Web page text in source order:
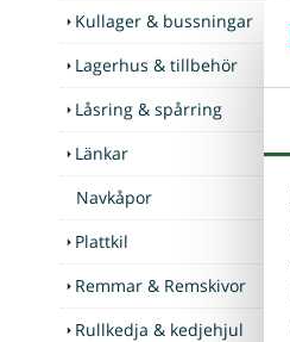
Kullager & bussningar
Lagerhus & tillbehör
Låsring & spårring
Länkar
Navkåpor
Plattkil
Remmar & Remskivor
Rullkedja & kedjehjul